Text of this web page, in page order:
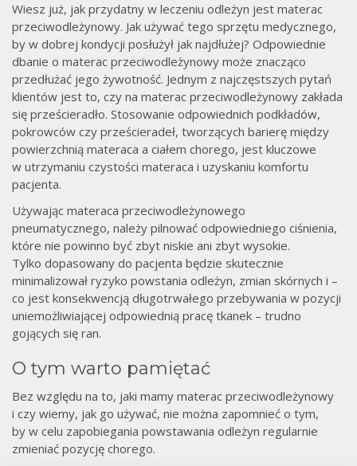
Wiesz już, jak przydatny w leczeniu odleżyn jest materac
przeciwodleżynowy. Jak używać tego sprzętu medycznego,
by w dobrej kondycji posłużył jak najdłużej? Odpowiednie
dbanie o materac przeciwodleżynowy może znacząco
przedłużać jego żywotność. Jednym z najczęstszych pytań
klientów jest to, czy na materac przeciwodleżynowy zakłada
się prześcieradło. Stosowanie odpowiednich podkładów,
pokrowców czy prześcieradeł, tworzących barierę między
powierzchnią materaca a ciałem chorego, jest kluczowe
w utrzymaniu czystości materaca i uzyskaniu komfortu
pacjenta.
Używając materaca przeciwodleżynowego
pneumatycznego, należy pilnować odpowiedniego ciśnienia,
które nie powinno być zbyt niskie ani zbyt wysokie.
Tylko dopasowany do pacjenta będzie skutecznie
minimalizował ryzyko powstania odleżyn, zmian skórnych i –
co jest konsekwencją długotrwałego przebywania w pozycji
uniemożliwiającej odpowiednią pracę tkanek – trudno
gojących się ran.
O tym warto pamiętać
Bez względu na to, jaki mamy materac przeciwodleżynowy
i czy wiemy, jak go używać, nie można zapomnieć o tym,
by w celu zapobiegania powstawania odleżyn regularnie
zmieniać pozycję chorego.